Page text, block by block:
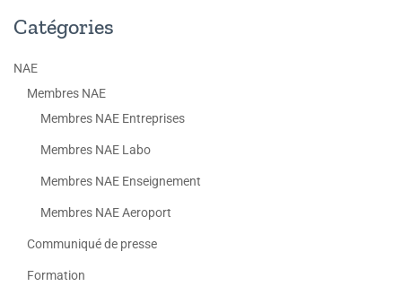
Catégories
NAE
Membres NAE
Membres NAE Entreprises
Membres NAE Labo
Membres NAE Enseignement
Membres NAE Aeroport
Communiqué de presse
Formation